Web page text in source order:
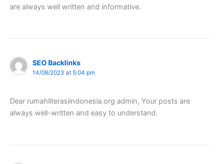
are always well written and informative.
SEO Backlinks
14/08/2023 at 5:04 pm
Dear rumahliterasiindonesia.org admin, Your posts are
always well-written and easy to understand.